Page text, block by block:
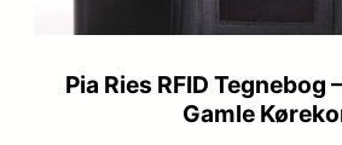
Pia Ries RFID Tegnebog
Gamle